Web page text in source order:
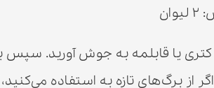
کتری یا قابلمه به جوش آورید.
اگر از برگ‌های تازه به استفاده